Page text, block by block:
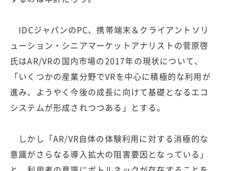
IDCジャパンのPC、携帯端末＆クライアントソリ
ューション・シニアマーケットアナリストの菅原啓
氏はAR/VRの国内市場の2017年の現状について、
「いくつかの産業分野でVRを中心に積極的な利用が
進み、ようやく今後の成長に向けて基礎となるエコ
システムが形成されつつある」とする。
しかし「AR/VR自体の体験利用に対する消極的な
意識がさらなる導入拡大の阻害要因となっている」